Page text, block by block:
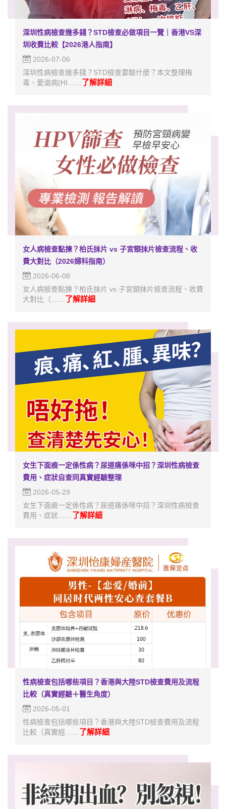
深圳性病檢查幾多錢？STD檢查必做項目一覽｜香港VS深
圳收費比較【2026港人指南】
2026-07-06
深圳性病檢查幾多錢？STD檢查要驗什麼？本文整理梅
毒、愛滋病(HI....... 了解詳細
女人病檢查點揀？柏氏抹片 vs 子宮頸抹片檢查流程、收
費大對比（2026婦科指南）
2026-06-08
女人病檢查點揀？柏氏抹片 vs 子宮頸抹片檢查流程、收費
大對比（....... 了解詳細
女生下面痕一定係性病？尿道痛係咪中招？深圳性病檢查
費用、症狀自查同真實經驗整理
2026-05-29
女生下面痕一定係性病？尿道痛係咪中招？深圳性病檢查
費用、症狀.......了解詳細
性病檢查包括哪些項目？香港與大陸STD檢查費用及流程
比較（真實經驗＋醫生角度）
2026-05-01
性病檢查包括哪些項目？香港與大陸STD檢查費用及流程
比較（真實經.......了解詳細